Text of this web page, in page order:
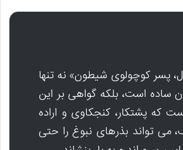
پسر کوچولوی شیطون» نه تنها
ساده است، بلکه گواهی بر این
که پشتکار، کنجکاوی و اراده
می تواند بذرهای نبوغ را حتی